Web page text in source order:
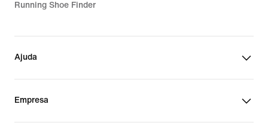
Running Shoe Finder
Ajuda
Empresa